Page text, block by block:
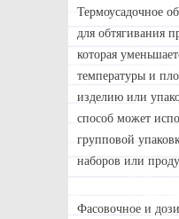
Термоусадочное
для обтягивания
которая
температуры и
изделию или
способ может
групповой
наборов или
Фасовочное и